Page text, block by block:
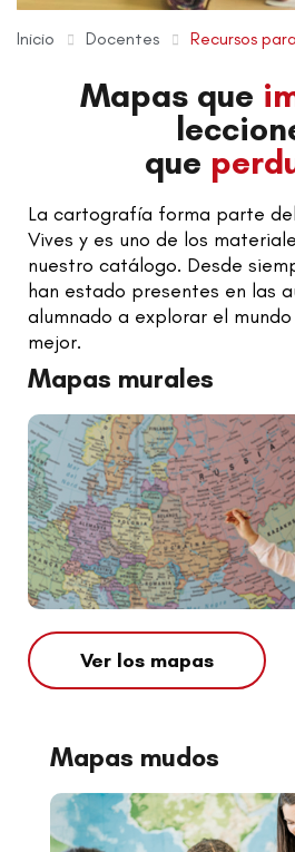
Inicio Docentes Recursos
Mapas que
que
La cartografía forma parte
Vives y es uno de los
nuestro catálogo. Desde
han estado presentes en las
alumnado a explorar el
mejor.
Mapas murales
Ver los mapas
Mapas mudos